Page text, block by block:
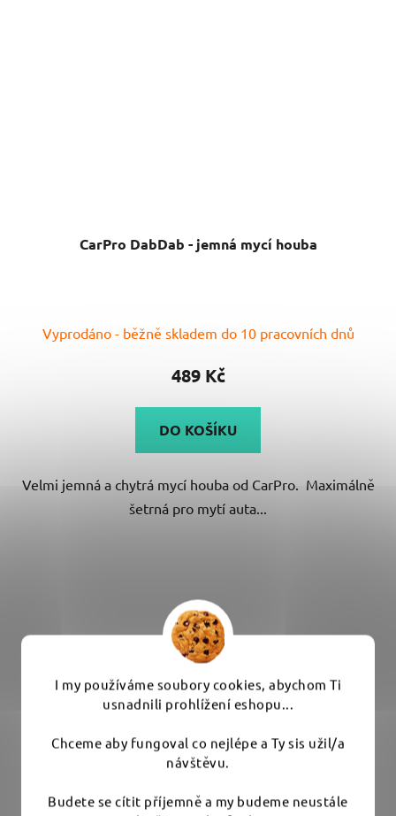
I my používáme soubory cookies, abychom Ti
usnadnili prohlížení eshopu...
Chceme aby fungoval co nejlépe a Ty sis užil/a
návštěvu.
Budete se cítit příjemně a my budeme neustále
CarPro DabDab - jemná mycí houba
Vyprodáno - běžně skladem do 10 pracovních dnů
489 Kč
DO KOŠÍKU
Velmi jemná a chytrá mycí houba od CarPro. Maximálně
šetrná pro mytí auta...